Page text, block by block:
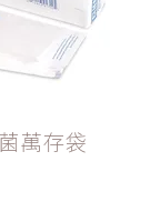
萬存袋